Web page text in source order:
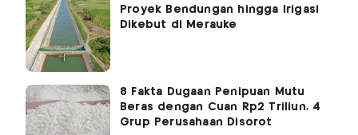
Proyek Bendungan hingga Irigasi
Dikebut di Merauke
8 Fakta Dugaan Penipuan Mutu
Beras dengan Cuan Rp2 Triliun, 4
Grup Perusahaan Disorot